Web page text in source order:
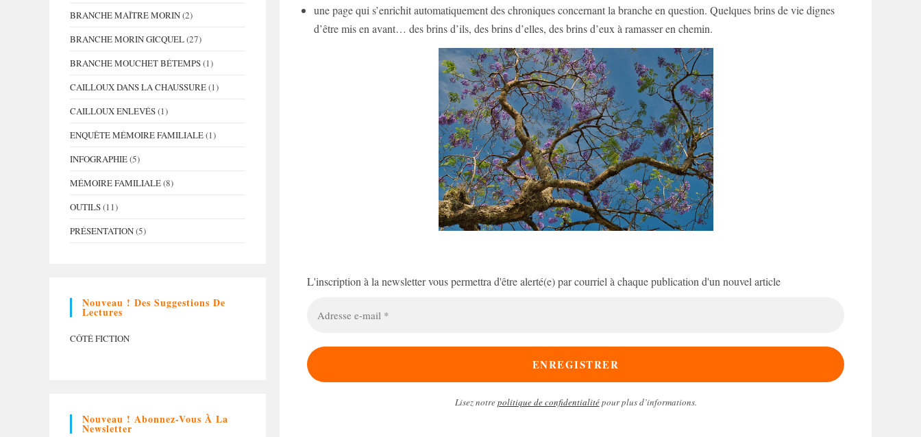
une page qui s’enrichit automatiquement des chroniques concernant la branche en question. Quelques brins de vie dignes
d’être mis en avant… des brins d’ils, des brins d’elles, des brins d’eux à ramasser en chemin.
L'inscription à la newsletter vous permettra d'être alerté(e) par courriel à chaque publication d'un nouvel article
Lisez notrepolitique de confidentialitépour plus d’informations.
BRANCHE MAÎTRE MORIN(2)
BRANCHE MORIN GICQUEL(27)
BRANCHE MOUCHET BÉTEMPS(1)
CAILLOUX DANS LA CHAUSSURE(1)
CAILLOUX ENLEVÉS(1)
ENQUÊTE MÉMOIRE FAMILIALE(1)
INFOGRAPHIE(5)
MÉMOIRE FAMILIALE(8)
OUTILS(11)
PRÉSENTATION(5)
Nouveau ! Des Suggestions De
Lectures
CÔTÉ FICTION
Nouveau ! Abonnez-Vous À La
Newsletter